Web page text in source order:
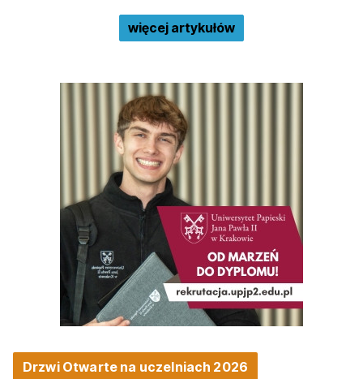
więcej artykułów
Drzwi Otwarte na uczelniach 2026